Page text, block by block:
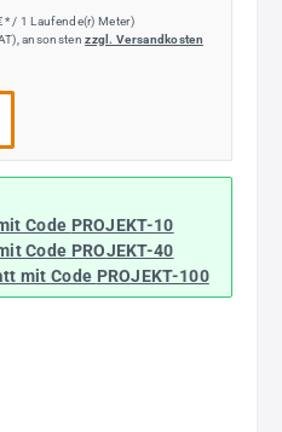
/ 1 Laufende(r) Meter)
ansonstenzzgl. Versandkosten
Code PROJEKT-10
Code PROJEKT-40
mit Code PROJEKT-100